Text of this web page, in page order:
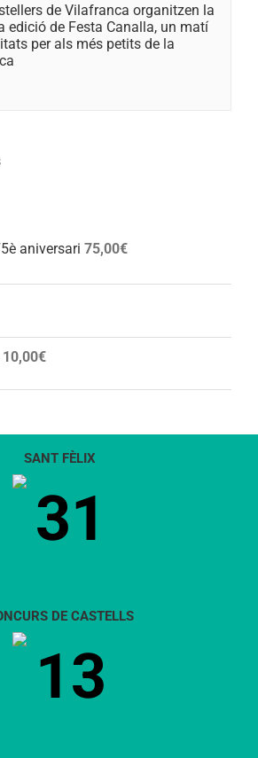
de Vilafranca organitzen la
edició de Festa Canalla, un matí
per als més petits de la
aniversari 75,00€
10,00€
SANT FÈLIX
31
DE CASTELLS
13